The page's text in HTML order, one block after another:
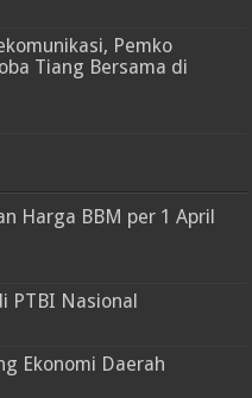
Pemko
Tiang Bersama di
Harga BBM per 1 April
PTBI Nasional
Ekonomi Daerah